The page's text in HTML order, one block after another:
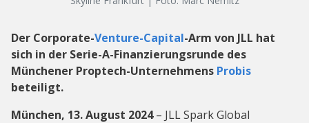
Der Corporate-Venture-Capital-Arm von JLL hat
sich in der Serie-A-Finanzierungsrunde des
Münchener Proptech-Unternehmens Probis
beteiligt.
München, 13. August 2024– JLL Spark Global